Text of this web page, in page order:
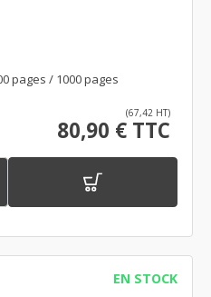
pages / 1000 pages
(67,42 HT)
80,90 € TTC
EN STOCK